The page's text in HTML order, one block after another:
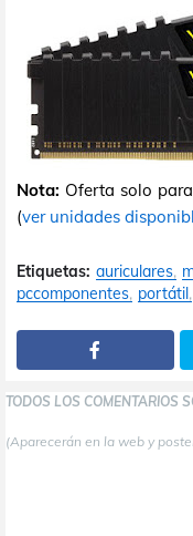
Nota: Oferta solo
(ver unidades
Etiquetas: auriculares
pccomponentes portátil
TODOS LOS COMENTARIOS
(Aparecerán en la web y